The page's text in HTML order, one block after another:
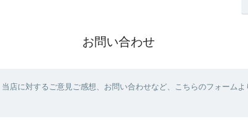
お問い合わせ
店に対するご意見ご感想、お問い合わせなど、こちらのフォーム